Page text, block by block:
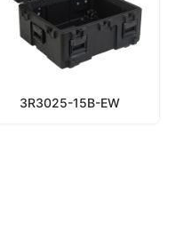
3R3025-15B-EW